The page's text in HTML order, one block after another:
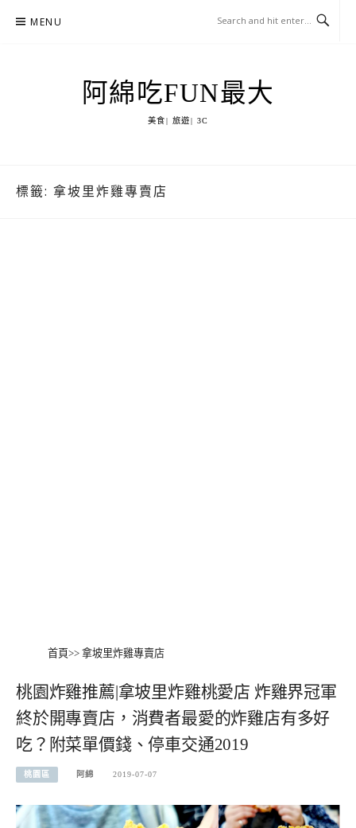
MENU
阿綿吃FUN最大
美食| 旅遊| 3C
標籤: 拿坡里炸雞專賣店
首頁>> 拿坡里炸雞專賣店
桃園炸雞推薦|拿坡里炸雞桃愛店 炸雞界冠軍
終於開專賣店，消費者最愛的炸雞店有多好
吃？附菜單價錢、停車交通2019
桃園區 阿綿 2019-07-07